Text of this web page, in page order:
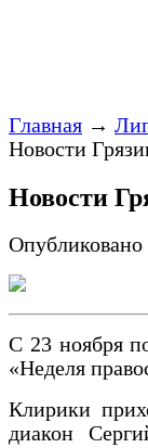
Главная →
Новости
Новости
Опубликовано
С 23 ноября
«Неделя
Клирики
диакон